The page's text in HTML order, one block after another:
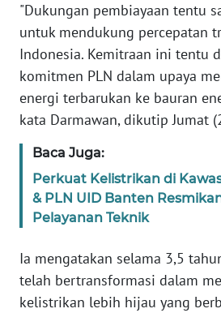
"Dukungan pembiayaan tentu
untuk mendukung percepatan
Indonesia. Kemitraan ini tentu
komitmen PLN dalam upaya
energi terbarukan ke bauran
kata Darmawan, dikutip Jumat
Baca Juga:
Perkuat Kelistrikan di
& PLN UID Banten
Pelayanan Teknik
Ia mengatakan selama 3,5
telah bertransformasi dalam
kelistrikan lebih hijau yang
WN
BANTEN
WN
NTT
WN
KEPRI
WN
PAPUA
WN
PAPUA
BARAT